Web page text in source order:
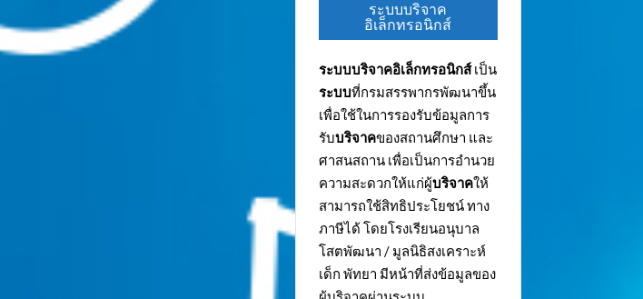
ระบบบริจาค
อิเล็กทรอนิกส์
ระบบบริจาคอิเล็กทรอนิกส์เป็น
ระบบที่กรมสรรพากรพัฒนาขึ้น
เพื่อใช้ในการรองรับข้อมูลการ
รับบริจาคของสถานศึกษา และ
ศาสนสถาน เพื่อเป็นการอำนวย
ความสะดวกให้แก่ผู้บริจาคให้
สามารถใช้สิทธิประโยชน์ ทาง
ภาษีได้ โดยโรงเรียนอนุบาล
โสตพัฒนา / มูลนิธิสงเคราะห์
เด็ก พัทยา มีหน้าที่ส่งข้อมูลของ